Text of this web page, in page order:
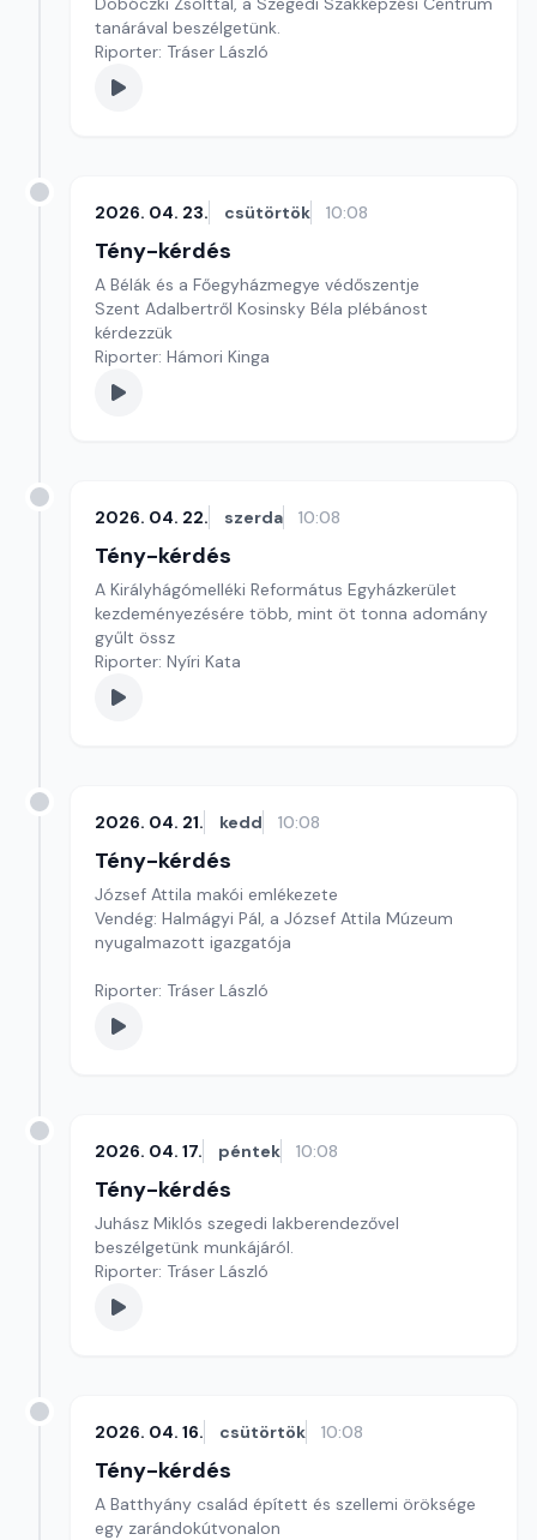
tanárával beszélgetünk.
Riporter: Tráser László
2026. 04. 23. csütörtök 10:08
Tény-kérdés
A Bélák és a Főegyházmegye védőszentje
Szent Adalbertről Kosinsky Béla plébánost
kérdezzük
Riporter: Hámori Kinga
2026. 04. 22. szerda 10:08
Tény-kérdés
A Királyhágómelléki Református Egyházkerület
kezdeményezésére több, mint öt tonna adomány
gyűlt össz
Riporter: Nyíri Kata
2026. 04. 21. kedd 10:08
Tény-kérdés
József Attila makói emlékezete
Vendég: Halmágyi Pál, a József Attila Múzeum
nyugalmazott igazgatója
Riporter: Tráser László
2026. 04. 17. péntek 10:08
Tény-kérdés
Juhász Miklós szegedi lakberendezővel
beszélgetünk munkájáról.
Riporter: Tráser László
2026. 04. 16. csütörtök 10:08
Tény-kérdés
A Batthyány család épített és szellemi öröksége
egy zarándokútvonalon